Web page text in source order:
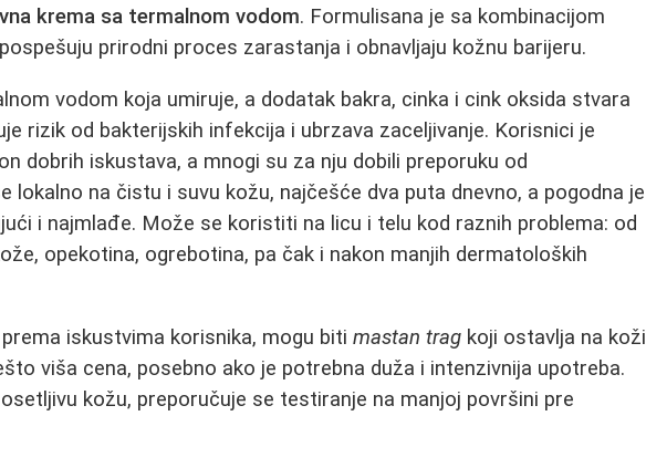
krema sa termalnom vodom. Formulisana je sa kombinacijom
prirodni proces zarastanja i obnavljaju kožnu barijeru.
vodom koja umiruje, a dodatak bakra, cinka i cink oksida stvara
rizik od bakterijskih infekcija i ubrzava zaceljivanje. Korisnici je
dobrih iskustava, a mnogi su za nju dobili preporuku od
lokalno na čistu i suvu kožu, najčešće dva puta dnevno, a pogodna je
i najmlađe. Može se koristiti na licu i telu kod raznih problema: od
opekotina, ogrebotina, pa čak i nakon manjih dermatoloških
iskustvima korisnika, mogu bitimastan trag koji ostavlja na koži
viša cena, posebno ako je potrebna duža i intenzivnija upotreba.
kožu, preporučuje se testiranje na manjoj površini pre